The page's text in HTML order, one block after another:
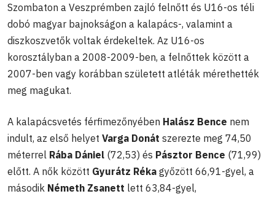
Szombaton a Veszprémben zajló felnőtt és U16-os téli
dobó magyar bajnokságon a kalapács-, valamint a
diszkoszvetők voltak érdekeltek. Az U16-os
korosztályban a 2008-2009-ben, a felnőttek között a
2007-ben vagy korábban született atléták mérethették
meg magukat.
A kalapácsvetés férfimezőnyében Halász Bence nem
indult, az első helyet Varga Donát szerezte meg 74,50
méterrel Rába Dániel (72,53) és Pásztor Bence (71,99)
előtt. A nők között Gyurátz Réka győzött 66,91-gyel, a
második Németh Zsanett lett 63,84-gyel,